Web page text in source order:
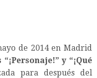
de 2014 en Madrid
y “¡Qué
para después del